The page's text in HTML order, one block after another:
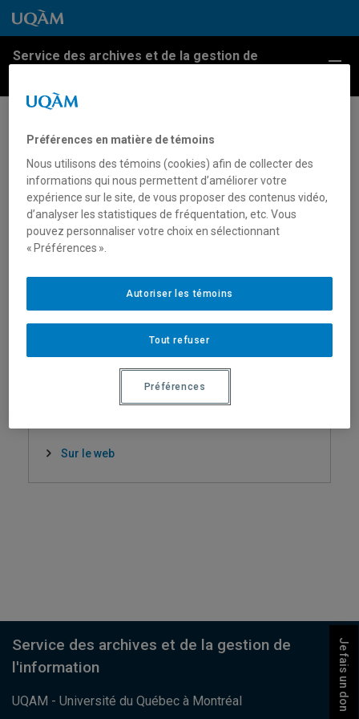
Passer au contenu
Accéder au menu principal
Accéder à la recherche
Passer au contenu
Accéder au menu principal
Service des archives et de la gestion de
Archivage des documents
papier
POUR PERSONNEL ADMINISTRATIF
Ce service permet de transférer les documents de
OBTENIR LE SERVICE
archives@uqam.ca
Par téléphone
Sur le web
Je fais un don
UQAM - Université du Québec à Montréal
Service des archives et de la gestion de
l'information
Préférences en matière de témoins
Nous utilisons des témoins (cookies) afin de collecter des
informations qui nous permettent d’améliorer votre
expérience sur le site, de vous proposer des contenus vidéo,
d’analyser les statistiques de fréquentation, etc. Vous
pouvez personnaliser votre choix en sélectionnant
« Préférences ».
Tout refuser
Autoriser les témoins
Préférences